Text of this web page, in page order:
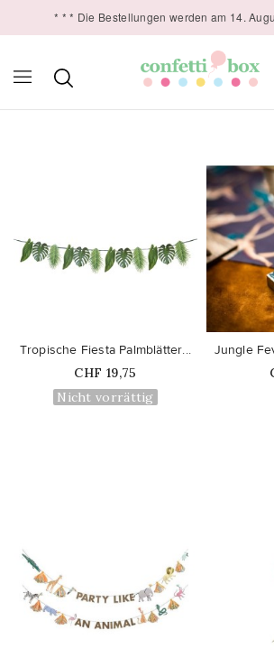
* * * Die Bestellungen werden am 14.
Tropische Fiesta Palmblätter...
Price
CHF 19,75
Nicht vorrättig
favorite_border
Jungle